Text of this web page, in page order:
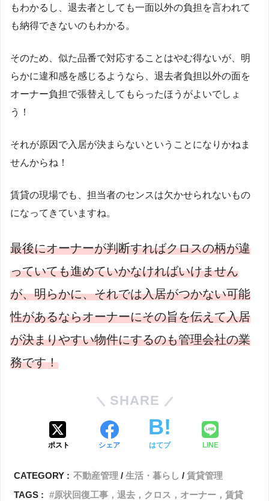
もわかるし、退去者としても一面以外の負担を言われて
も納得できないのもわかる。
そのため、似た品番で対応することはやむ得ないが、明
らかに違和感を感じるようなら、退去者負担以外の面を
オーナー負担で張替えしてもらったほうがよいでしょ
う！
それが原因で入居が決まらないということになりかねま
せんからね！
賃貸の現場でも、担当者のセンスは欠かせられないもの
になってきていますね。
最後にオーナーが判断すればクロスの柄が違
っていても進めていかなければいけません
が、明らかに、それでは入居がつかない可能
性があるならオーナーにその旨を伝えて入居
が決まりやすい物件にするのも管理会社の業
務です！
SHARE
ポスト シェア はてブ LINE
CATEGORY : 不動産管理 生活・暮らし
賃貸管理
TAGS :
原状回復工事，退去，クロス，オーナー，賃貸